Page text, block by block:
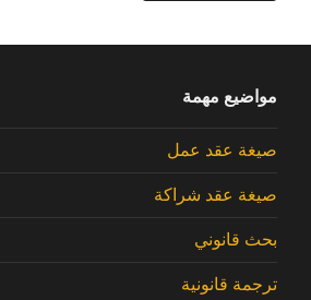
مواضيع مهمة
صيغة عقد عمل
صيغة عقد شراكة
بحث قانوني
ترجمة قانونية